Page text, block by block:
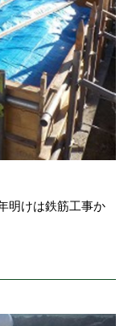
明けは鉄筋工事か